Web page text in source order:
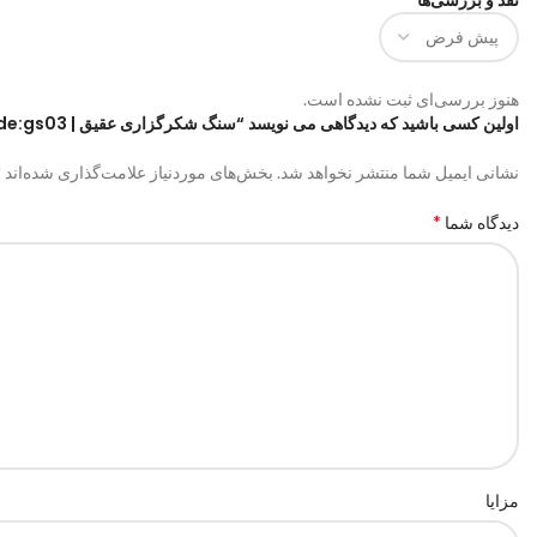
هنوز بررسی‌ای ثبت نشده است.
اولین کسی باشید که دیدگاهی می نویسد “سنگ شکرگزاری عقیق | code:gs03”
نشانی ایمیل شما منتشر نخواهد شد. بخش‌های موردنیاز علامت‌گذاری شده‌اند
دیدگاه شما *
مزایا